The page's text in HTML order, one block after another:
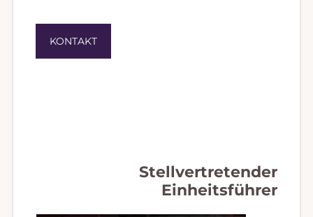
KONTAKT
Stellvertretender
Einheitsführer